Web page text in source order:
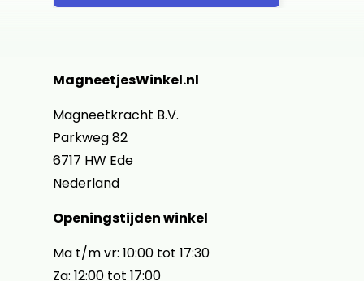
MagneetjesWinkel.nl
Magneetkracht B.V.
Parkweg 82
6717 HW Ede
Nederland
Openingstijden winkel
Ma t/m vr: 10:00 tot 17:30
Za: 12:00 tot 17:00